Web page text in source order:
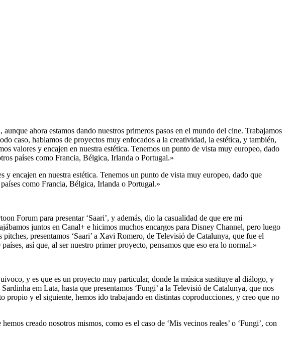
ahora estamos dando nuestros primeros pasos en el mundo del cine. Trabajamos
caso, hablamos de proyectos muy enfocados a la creatividad, la estética, y también,
valores y encajen en nuestra estética. Tenemos un punto de vista muy europeo, dado
países como Francia, Bélgica, Irlanda o Portugal.»
encajen en nuestra estética. Tenemos un punto de vista muy europeo, dado que
como Francia, Bélgica, Irlanda o Portugal.»
Forum para presentar ‘Saari’, y además, dio la casualidad de que ere mi
juntos en Canal+ e hicimos muchos encargos para Disney Channel, pero luego
presentamos ‘Saari’ a Xavi Romero, de Televisió de Catalunya, que fue el
así que, al ser nuestro primer proyecto, pensamos que eso era lo normal.»
y es que es un proyecto muy particular, donde la música sustituye al diálogo, y
em Lata, hasta que presentamos ‘Fungi’ a la Televisió de Catalunya, que nos
y el siguiente, hemos ido trabajando en distintas coproducciones, y creo que no
creado nosotros mismos, como es el caso de ‘Mis vecinos reales’ o ‘Fungi’, con